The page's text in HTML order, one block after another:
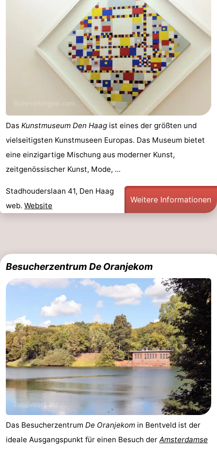
Das Kunstmuseum Den Haag ist eines der größten und
vielseitigsten Kunstmuseen Europas. Das Museum bietet
eine einzigartige Mischung aus moderner Kunst,
zeitgenössischer Kunst, Mode, ...
Stadhouderslaan 41, Den Haag
web. Website
Weitere Informationen
Besucherzentrum De Oranjekom
Das Besucherzentrum De Oranjekom in Bentveld ist der
ideale Ausgangspunkt für einen Besuch der Amsterdamse